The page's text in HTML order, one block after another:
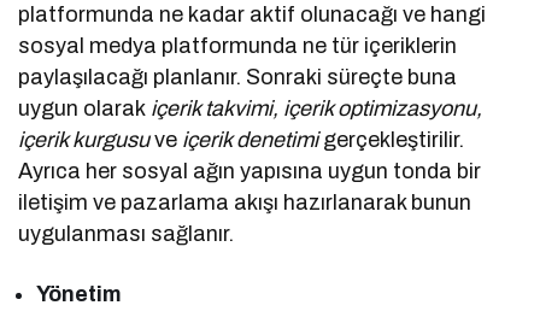
platformunda ne kadar aktif olunacağı ve hangi
sosyal medya platformunda ne tür içeriklerin
paylaşılacağı planlanır. Sonraki süreçte buna
uygun olarak içerik takvimi, içerik optimizasyonu,
içerik kurgusuve içerik denetimigerçekleştirilir.
Ayrıca her sosyal ağın yapısına uygun tonda bir
iletişim ve pazarlama akışı hazırlanarak bunun
uygulanması sağlanır.
Yönetim